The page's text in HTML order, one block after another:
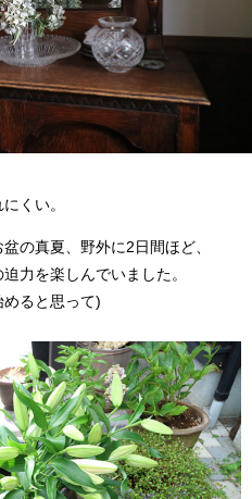
くい。
の真夏、野外に2日間ほど、
力を楽しんでいました。
めると思って)